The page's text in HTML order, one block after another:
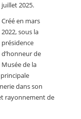
juillet 2025.
Créé en mars
2022, sous la
présidence
d’honneur de
de la
dans son
rayonnement de